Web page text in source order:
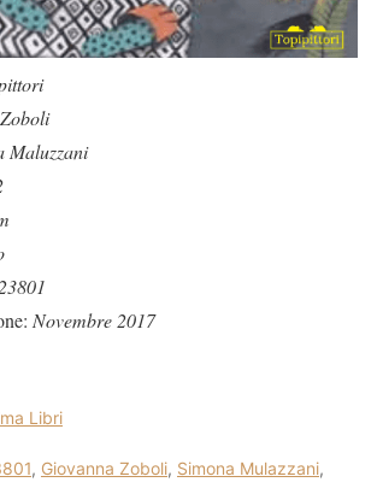
Maluzzani
Novembre 2017
Libri
, Giovanna Zoboli, Simona Mulazzani,